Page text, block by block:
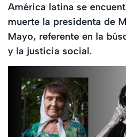
América latina se
muerte la presidenta de
Mayo, referente en la
y la justicia social.